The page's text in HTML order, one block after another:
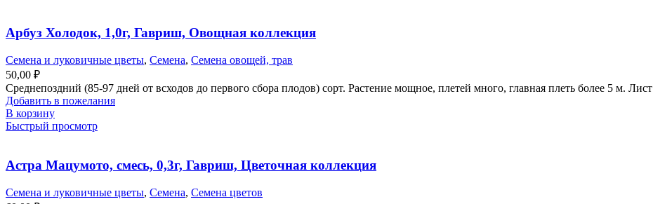
Арбуз Холодок, 1,0г, Гавриш, Овощная коллекция
Семена и луковичные цветы, Семена, Семена овощей, трав
50,00 ₽
Среднепоздний (85-97 дней от всходов до первого сбора плодов) сорт. Растение мощное, плетей много, главная плеть более 5 м. Лист
Добавить в пожелания
В корзину
Быстрый просмотр
Астра Мацумото, смесь, 0,3г, Гавриш, Цветочная коллекция
Семена и луковичные цветы, Семена, Семена цветов